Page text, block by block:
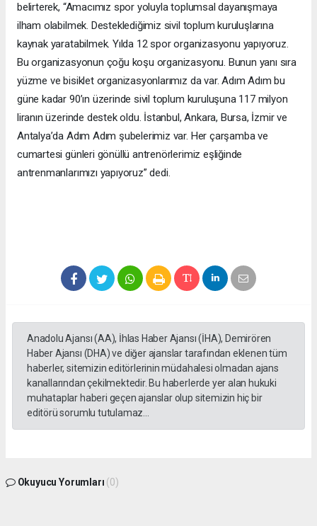
belirterek, “Amacımız spor yoluyla toplumsal dayanışmaya
ilham olabilmek. Desteklediğimiz sivil toplum kuruluşlarına
kaynak yaratabilmek. Yılda 12 spor organizasyonu yapıyoruz.
Bu organizasyonun çoğu koşu organizasyonu. Bunun yanı sıra
yüzme ve bisiklet organizasyonlarımız da var. Adım Adım bu
güne kadar 90’ın üzerinde sivil toplum kuruluşuna 117 milyon
liranın üzerinde destek oldu. İstanbul, Ankara, Bursa, İzmir ve
Antalya’da Adım Adım şubelerimiz var. Her çarşamba ve
cumartesi günleri gönüllü antrenörlerimiz eşliğinde
antrenmanlarımızı yapıyoruz” dedi.
Anadolu Ajansı (AA), İhlas Haber Ajansı (İHA), Demirören
Haber Ajansı (DHA) ve diğer ajanslar tarafından eklenen tüm
haberler, sitemizin editörlerinin müdahalesi olmadan ajans
kanallarından çekilmektedir. Bu haberlerde yer alan hukuki
muhataplar haberi geçen ajanslar olup sitemizin hiç bir
editörü sorumlu tutulamaz...
Okuyucu Yorumları (0)